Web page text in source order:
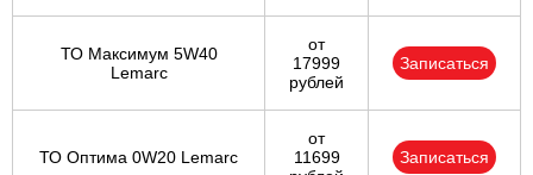
ТО Максимум 5W40
Lemarc
от
17999
рублей
Записаться
ТО Оптима 0W20 Lemarc
от
11699
Записаться